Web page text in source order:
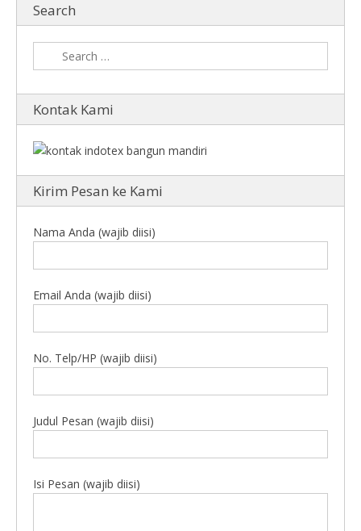
Search
Kontak Kami
Kirim Pesan ke Kami
Nama Anda (wajib diisi)
Email Anda (wajib diisi)
No. Telp/HP (wajib diisi)
Judul Pesan (wajib diisi)
Isi Pesan (wajib diisi)